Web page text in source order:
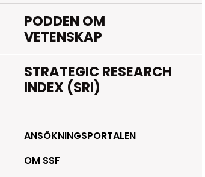
PODDEN OM
VETENSKAP
STRATEGIC RESEARCH
INDEX (SRI)
ANSÖKNINGSPORTALEN
OM SSF